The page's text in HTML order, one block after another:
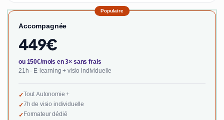
Populaire
Accompagnée
449€
ou 150€/mois en 3× sans frais
21h · E-learning + visio individuelle
✓Tout Autonomie +
✓7h de visio individuelle
✓Formateur dédié